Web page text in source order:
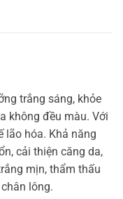
trắng sáng, khỏe
không đều màu. Với
lão hóa. Khả năng
cải thiện căng da,
mịn, thẩm thấu
lông.